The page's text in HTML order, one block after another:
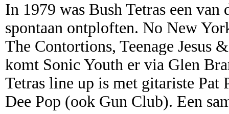
In 1979 was Bush Tetras een
spontaan ontploften. No New
The Contortions, Teenage Jesus
komt Sonic Youth er via Glen
Tetras line up is met gitariste Pat
Dee Pop (ook Gun Club). Een